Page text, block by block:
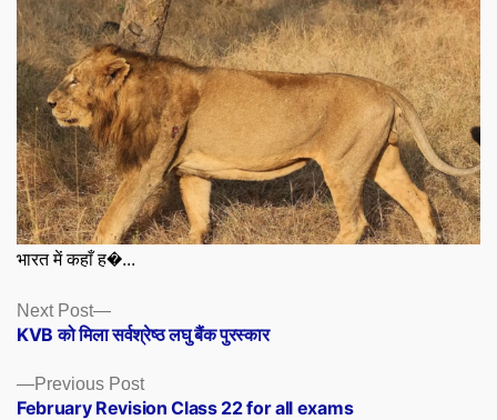
भारत में कहाँ ह�...
Posts
navigation
Previous PostPrevious
post:
February Revision Class 22 for all exams
Next Post
Next
post:
KVB को मिला सर्वश्रेष्ठ लघु बैंक पुरस्कार